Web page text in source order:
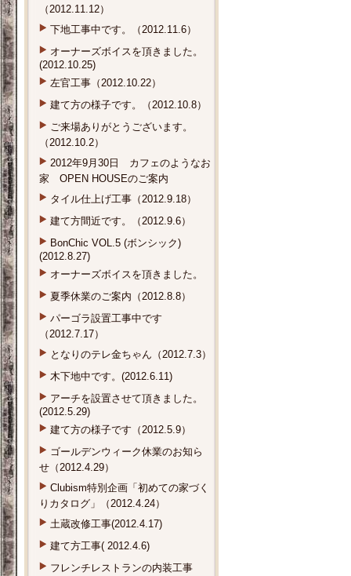
（2012.11.12）
下地工事中です。（2012.11.6）
オーナーズボイスを頂きました。
(2012.10.25)
左官工事（2012.10.22）
建て方の様子です。（2012.10.8）
ご来場ありがとうございます。
（2012.10.2）
2012年9月30日 カフェのようなお
家 OPEN HOUSEのご案内
タイル仕上げ工事（2012.9.18）
建て方間近です。（2012.9.6）
BonChic VOL.5 (ボンシック)
(2012.8.27)
オーナーズボイスを頂きました。
夏季休業のご案内（2012.8.8）
パーゴラ設置工事中です
（2012.7.17）
となりのテレ金ちゃん（2012.7.3）
木下地中です。(2012.6.11)
アーチを設置させて頂きました。
(2012.5.29)
建て方の様子です（2012.5.9）
ゴールデンウィーク休業のお知ら
せ（2012.4.29）
Clubism特別企画「初めての家づく
りカタログ」（2012.4.24）
土蔵改修工事(2012.4.17)
建て方工事( 2012.4.6)
フレンチレストランの内装工事